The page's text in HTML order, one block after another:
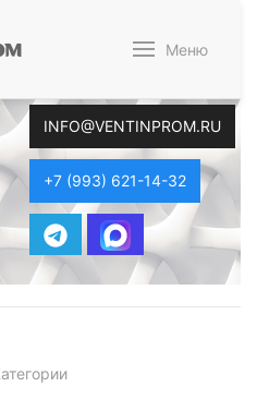
Меню
INFO@VENTINPROM.RU
+7 (993) 621-14-32